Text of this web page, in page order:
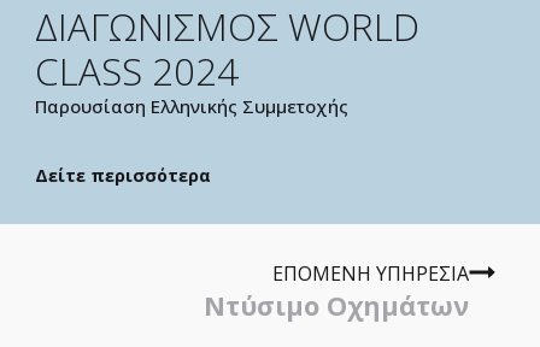
ΔΙΑΓΩΝΙΣΜΟΣ WORLD
CLASS 2024
Παρουσίαση Ελληνικής Συμμετοχής
Δείτε περισσότερα
EΠOMENH ΥΠΗΡΕΣΙΑ
Nτύσιμο Οχημάτων